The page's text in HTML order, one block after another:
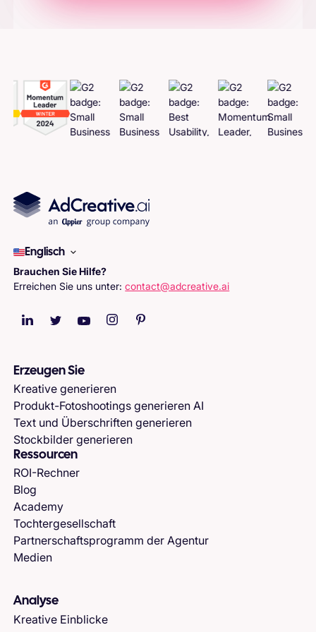
Englisch
Brauchen Sie Hilfe?
Erreichen Sie uns unter:contact@adcreative.ai
Erzeugen Sie
Kreative generieren
Produkt-Fotoshootings generieren AI
Text und Überschriften generieren
Stockbilder generieren
Ressourcen
ROI-Rechner
Blog
Academy
Tochtergesellschaft
Partnerschaftsprogramm der Agentur
Medien
Analyse
Kreative Einblicke